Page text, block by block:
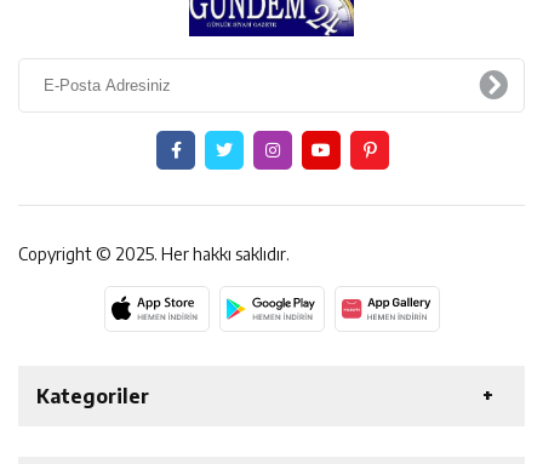
Copyright © 2025. Her hakkı saklıdır.
Kategoriler